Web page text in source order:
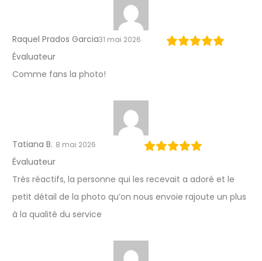
Raquel Prados Garcia
Évaluateur
31 mai 2026
Comme fans la photo!
Tatiana B.
Évaluateur
8 mai 2026
Très réactifs, la personne qui les recevait a adoré et le
petit détail de la photo qu’on nous envoie rajoute un plus
à la qualité du service